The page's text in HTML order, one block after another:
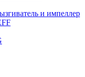
и импеллер